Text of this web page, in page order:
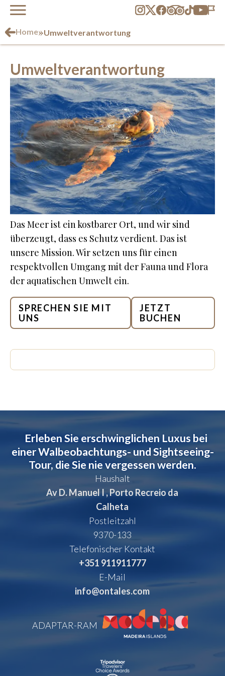
Home»Umweltverantwortung
Umweltverantwortung
Das Meer ist ein kostbarer Ort, und wir sind
überzeugt, dass es Schutz verdient. Das ist
unsere Mission. Wir setzen uns für einen
respektvollen Umgang mit der Fauna und Flora
der aquatischen Umwelt ein.
SPRECHEN SIE MIT
UNS
JETZT
BUCHEN
Erleben Sie erschwinglichen Luxus bei
einer Walbeobachtungs- und Sightseeing-
Tour, die Sie nie vergessen werden.
Haushalt
Av D. Manuel I , Porto Recreio da
Calheta
Postleitzahl
9370-133
Telefonischer Kontakt
+351 911911777
E-Mail
info@ontales.com
ADAPTAR-RAM